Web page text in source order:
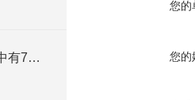
多袋式过滤器在日常使用中有7大优势
您的
您的